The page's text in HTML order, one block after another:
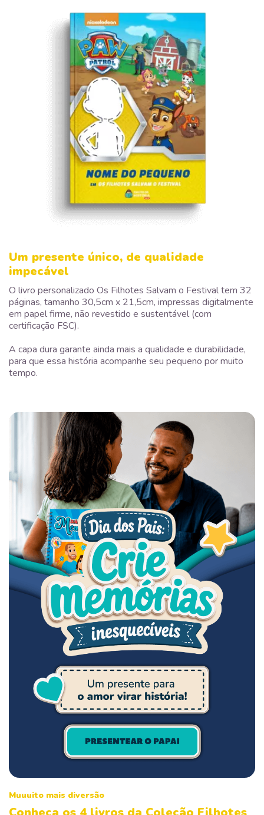
Um presente único, de qualidade
impecável
O livro personalizado Os Filhotes Salvam o Festival tem 32
páginas, tamanho 30,5cm x 21,5cm, impressas digitalmente
em papel firme, não revestido e sustentável (com
certificação FSC).
A capa dura garante ainda mais a qualidade e durabilidade,
para que essa história acompanhe seu pequeno por muito
tempo.
Muuuito mais diversão